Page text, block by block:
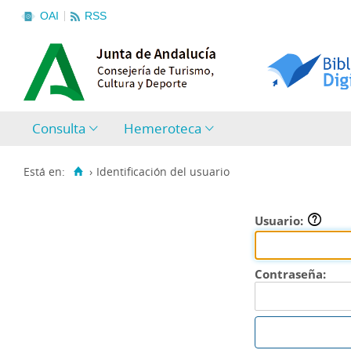
OAI RSS
Consulta Hemeroteca
Está en: › Identificación del usuario
Usuario:
Contraseña: